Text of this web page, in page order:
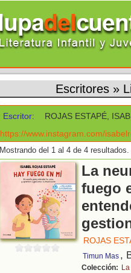
Escritores »
Escritor:
ROJAS ESTAPÉ,
https://www.instagram.com/
Mostrando del 1 al 4 de 4 resultados.
La
fuego
ROJAS
Timun Mas ,
Colección: